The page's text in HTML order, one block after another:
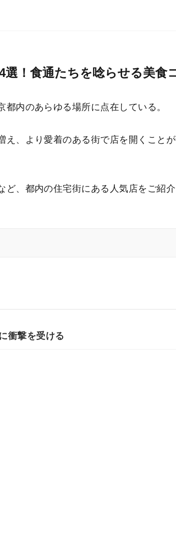
！食通たちを唸らせる美食
内のあらゆる場所に点在している。
、より愛着のある街で店を開くこと
、都内の住宅街にある人気店をご紹
衝撃を受ける